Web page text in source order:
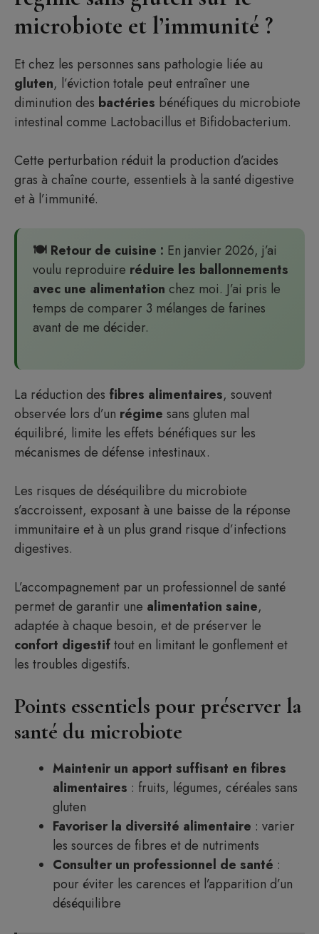
microbiote et l’immunité ?
Et chez les personnes sans pathologie liée au
gluten, l’éviction totale peut entraîner une
diminution des bactéries bénéfiques du microbiote
intestinal comme Lactobacillus et Bifidobacterium.
Cette perturbation réduit la production d’acides
gras à chaîne courte, essentiels à la santé digestive
et à l’immunité.
🍽️ Retour de cuisine : En janvier 2026, j’ai
voulu reproduire réduire les ballonnements
avec une alimentation chez moi. J’ai pris le
temps de comparer 3 mélanges de farines
avant de me décider.
La réduction des fibres alimentaires, souvent
observée lors d’un régime sans gluten mal
équilibré, limite les effets bénéfiques sur les
mécanismes de défense intestinaux.
Les risques de déséquilibre du microbiote
s’accroissent, exposant à une baisse de la réponse
immunitaire et à un plus grand risque d’infections
digestives.
L’accompagnement par un professionnel de santé
permet de garantir une alimentation saine,
adaptée à chaque besoin, et de préserver le
confort digestiftout en limitant le gonflement et
les troubles digestifs.
Points essentiels pour préserver la
santé du microbiote
Maintenir un apport suffisant en fibres
alimentaires : fruits, légumes, céréales sans
gluten
Favoriser la diversité alimentaire : varier
les sources de fibres et de nutriments
Consulter un professionnel de santé :
pour éviter les carences et l’apparition d’un
déséquilibre